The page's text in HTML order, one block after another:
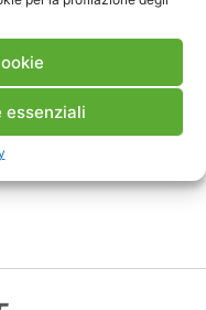
essenziali
sedimenti che si